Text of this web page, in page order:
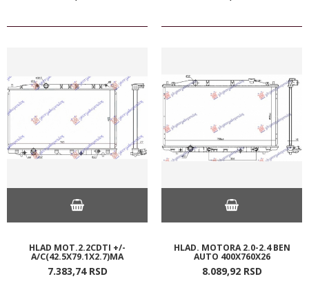
HLAD MOT.2.2CDTI +/-
A/C(42.5X79.1X2.7)MA
7.383,74 RSD
HLAD. MOTORA 2.0-2.4 BEN
AUTO 400X760X26
8.089,92 RSD